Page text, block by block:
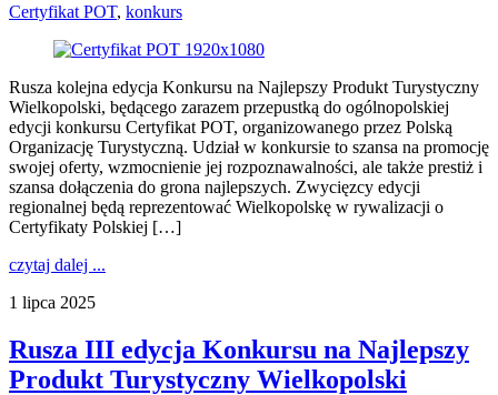
Certyfikat POT, konkurs
Rusza kolejna edycja Konkursu na Najlepszy Produkt Turystyczny
Wielkopolski, będącego zarazem przepustką do ogólnopolskiej
edycji konkursu Certyfikat POT, organizowanego przez Polską
Organizację Turystyczną. Udział w konkursie to szansa na promocję
swojej oferty, wzmocnienie jej rozpoznawalności, ale także prestiż i
szansa dołączenia do grona najlepszych. Zwycięzcy edycji
regionalnej będą reprezentować Wielkopolskę w rywalizacji o
Certyfikaty Polskiej […]
czytaj dalej ...
1 lipca 2025
Rusza III edycja Konkursu na Najlepszy
Produkt Turystyczny Wielkopolski